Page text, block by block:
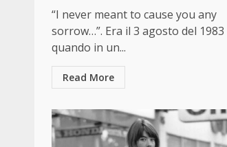
“I never meant to cause you any
sorrow…”. Era il 3 agosto del 1983
quando in un...
Read More